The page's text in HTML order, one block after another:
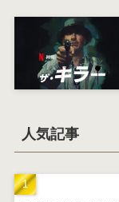
人気記事